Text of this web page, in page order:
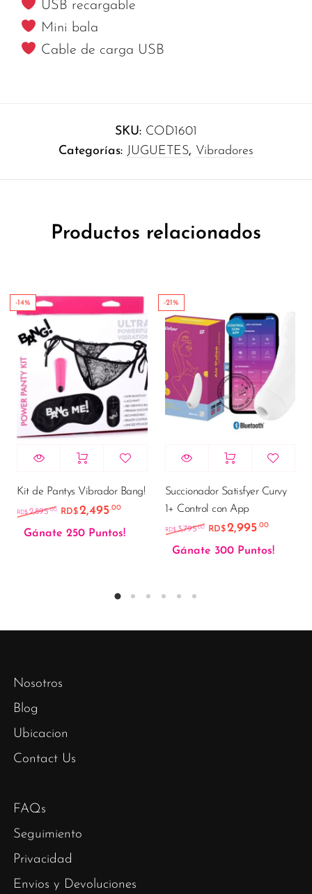
USB recargable
Mini bala
Cable de carga USB
SKU: COD1601
Categorías: JUGUETES, Vibradores
Productos relacionados
-14%
Kit de Pantys Vibrador Bang!
RD$ 2,895.00 El precio original era: RD$2,895.00.
RD$2,495.00El precio actual es: RD$2,495.00.
Gánate 250 Puntos!
-21%
Succionador Satisfyer Curvy
1+ Control con App
RD$ 3,795.00 El precio original
RD$2,995.00El
Gánate 300 Puntos!
Nosotros
Blog
Ubicacion
Contact Us
FAQs
Seguimiento
Privacidad
Envios y Devoluciones